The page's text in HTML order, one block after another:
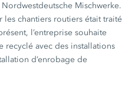
Mischwerke.
les chantiers routiers était traité
l’entreprise souhaite
recyclé avec des installations
d’enrobage de